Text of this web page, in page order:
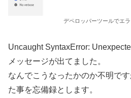
デペロッパーツールでエ
Uncaught SyntaxError:
メッセージが出てました。
なんでこうなったかのか不明で
た事を忘備録とします。